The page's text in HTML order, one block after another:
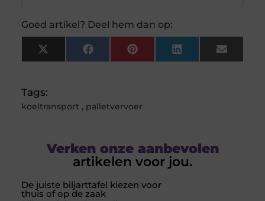
Goed artikel? Deel hem dan op:
X
(Twitter)
FacebookPinterestLinkedInEmail
Tags:
koeltransport , palletvervoer
Verken onze aanbevolen
artikelen voor jou.
De juiste biljarttafel kiezen voor
thuis of op de zaak